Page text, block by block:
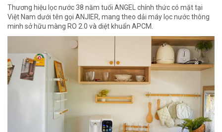
Thương hiệu lọc nước 38 năm tuổi ANGEL chính thức có mặt tại
Việt Nam dưới tên gọi ANJIER, mang theo dải máy lọc nước thông
minh sở hữu màng RO 2.0 và diệt khuẩn APCM.